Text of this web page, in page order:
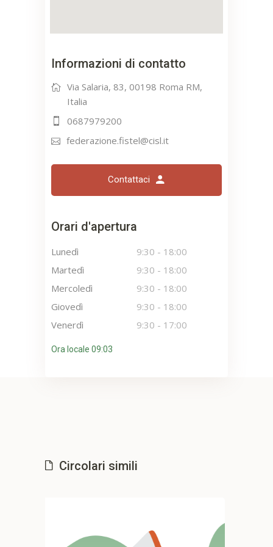
Informazioni di contatto
Via Salaria, 83, 00198 Roma RM,
Italia
0687979200
federazione.fistel@cisl.it
Contattaci
Orari d'apertura
Lunedì 9:30 - 18:00
Martedì
9:30 - 18:00
Mercoledì
9:30 - 18:00
Giovedì
9:30 - 18:00
Venerdì
9:30 - 17:00
Ora locale 09:03
Circolari simili